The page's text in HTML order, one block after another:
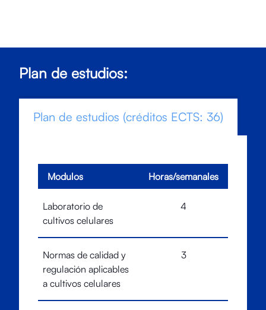
Plan de estudios:
Plan de estudios (créditos ECTS: 36)
Modulos Horas/semanales
Laboratorio de
cultivos celulares
4
Normas de calidad y
regulación aplicables
a cultivos celulares
3